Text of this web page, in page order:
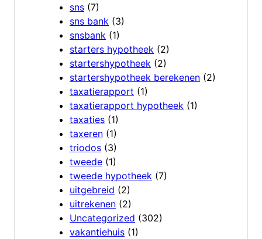
sns (7)
sns bank (3)
snsbank (1)
starters hypotheek (2)
startershypotheek (2)
startershypotheek berekenen (2)
taxatierapport (1)
taxatierapport hypotheek (1)
taxaties (1)
taxeren (1)
triodos (3)
tweede (1)
tweede hypotheek (7)
uitgebreid (2)
uitrekenen (2)
Uncategorized (302)
vakantiehuis (1)